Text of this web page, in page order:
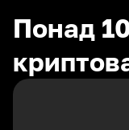
Понад